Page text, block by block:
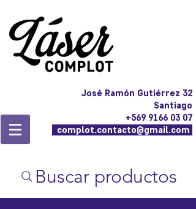
José Ramón Gutiérrez 32
Santiago
+569 9166 03 07
complot.contacto@gmail.com
Buscar productos